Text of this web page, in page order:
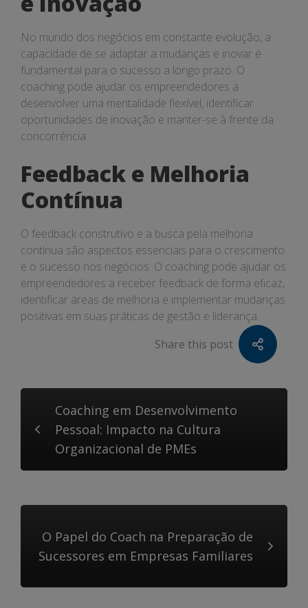
No mundo dos negócios em constante evolução, a
capacidade de se adaptar a mudanças e inovar é
fundamental para o sucesso a longo prazo. O
coaching pode ajudar os empreendedores a
desenvolver uma mentalidade flexível, identificar
oportunidades de inovação e manter-se à frente da
concorrência.
Feedback e Melhoria
Contínua
O feedback construtivo e a busca pela melhoria
contínua são aspectos essenciais para o crescimento
e o sucesso nos negócios. O coaching pode ajudar os
empreendedores a receber feedback de forma eficaz,
identificar áreas de melhoria e implementar mudanças
positivas em suas práticas de gestão e liderança.
Share this post
Coaching em Desenvolvimento
Pessoal: Impacto na Cultura
Organizacional de PMEs
O Papel do Coach na Preparação de
Sucessores em Empresas Familiares